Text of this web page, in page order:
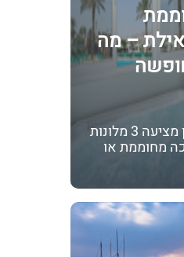
– מה
רשת מלונות דן מציעה 3 מלונות
מחוממת או